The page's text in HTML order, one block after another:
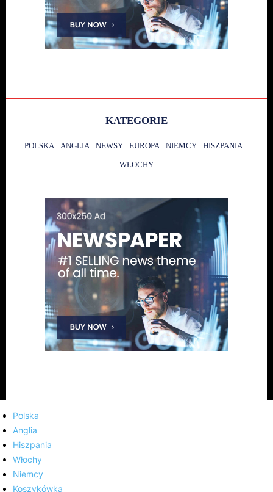
KATEGORIE
POLSKA ANGLIA NEWSY EUROPA NIEMCY HISZPANIA
WŁOCHY
Polska
Anglia
Hiszpania
Włochy
Niemcy
Koszykówka